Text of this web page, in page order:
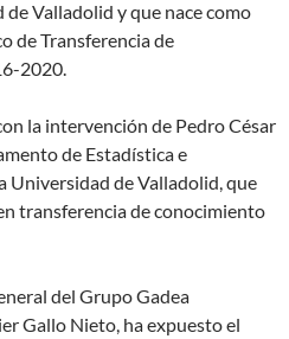
Valladolid y que nace como
de Transferencia de
2020.
la intervención de Pedro César
de Estadística e
Universidad de Valladolid, que
transferencia de conocimiento
del Grupo Gadea
Gallo Nieto, ha expuesto el